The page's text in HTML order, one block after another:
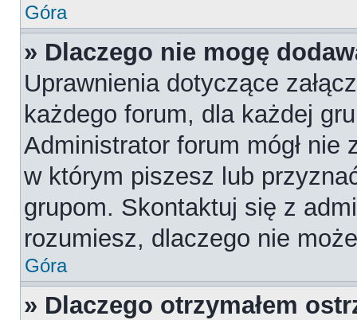
Góra
» Dlaczego nie mogę
Uprawnienia dotyczące
każdego forum, dla każdej
Administrator forum mógł nie
w którym piszesz lub
grupom. Skontaktuj się z
rozumiesz, dlaczego nie
Góra
» Dlaczego otrzymałem